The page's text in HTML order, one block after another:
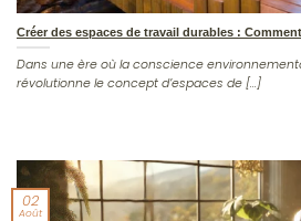
Créer des espaces de travail durables :
Dans une ère où la conscience
révolutionne le concept d’espaces de [...]
02
Août